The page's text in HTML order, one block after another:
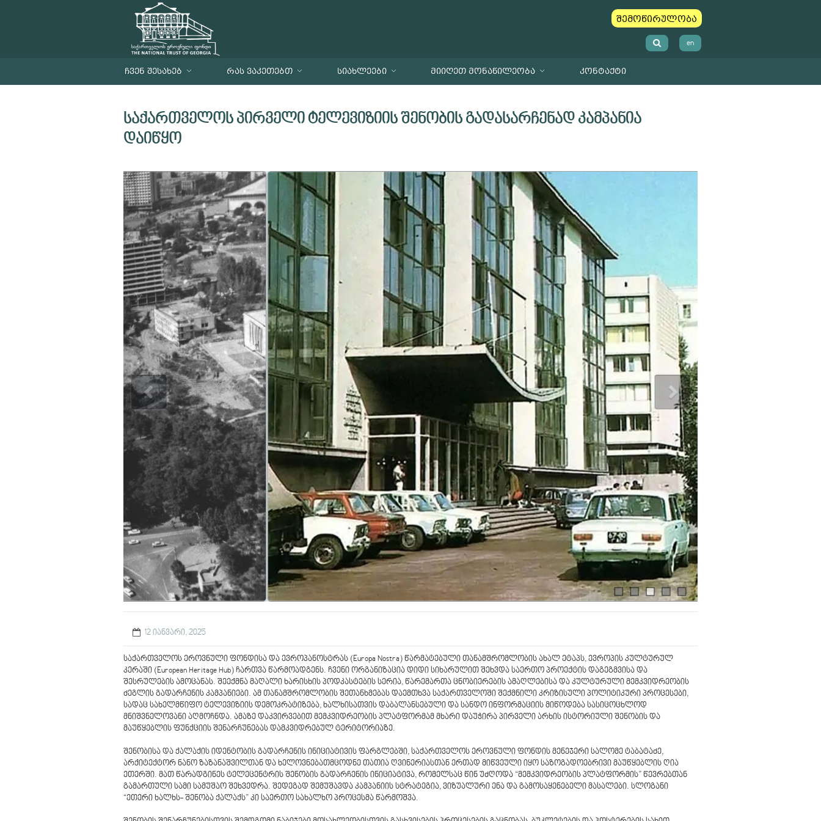
შემოწირულობა
en
ᲩᲕᲔᲜ ᲨᲔᲡᲐᲮᲔᲑ ᲠᲐᲡ ᲕᲐᲙᲔᲗᲔᲑᲗ ᲡᲘᲐᲮᲚᲔᲔᲑᲘ ᲛᲘᲘᲦᲔᲗ ᲛᲝᲜᲐᲬᲘᲚᲔᲝᲑᲐ ᲙᲝᲜᲢᲐᲥᲢᲘ
საქართველოს პირველი ტელევიზიის შენობის გადასარჩენად კამპანია
დაიწყო
12 იანვარი, 2025
საქართველოს ეროვნული ფონდისა და ევროპანოსტრას (Europa Nostra) წარმატებული თანამშრომლობის ახალ ეტაპს, ევროპის კულტურულ
კერაში (European Heritage Hub) ჩართვა წარმოადგენს. ჩვენი ორგანიზაცია დიდი სიხარულით შეხვდა საერთო პროექტის დაგეგმვისა და
შესრულების ამოცანას. შეექმნა მაღალი ხარისხის პოდკასტების სერია, წარემართა ცნობიერების ამაღლებისა და კულტურული მემკვიდრეობის
ძეგლის გადარჩენის კამპანიები. ამ თანამშრომლობის შეთანხმებას დაემთხვა საქართველოში შექმნილი კრიზისული პოლიტიკური პროცესები,
სადაც სახელმწიფო ტელევიზიის დემოკრატიზება, ხალხისათვის დაბალანსებული და სანდო ინფორმაციის მიწოდება სასიცოცხლოდ
მნიშვნელოვანი აღმოჩნდა. ამაზე დაკვირვებით მემკვიდრეობის პლატფორმამ მხარი დაუჭირა პირველი არხის ისტორიული შენობის და
მაუწყებლის ფუნქციის შენარჩუნებას დამკვიდრებულ ტერიტორიაზე.
შენობისა და ქალაქის იდენტობის გადარჩენის ინიციატივის ფარგლებში, საქართველოს ეროვნული ფონდის მენეჯერი სალომე ტაბატაძე,
არქიტექტორ ნანო ზაზანაშვილთან და ხელოვნებათმცოდნე თათია ღვინერიასთან ერთად მიწვეული იყო საზოგადოებრივი მაუწყებლის ღია
ეთერში. მათ წარადგინეს ტელეცენტრის შენობის გადარჩენის ინიციატივა, რომელსაც წინ უძღოდა “მემკვიდრეობის პლატფორმის” წევრებთან
გამართული სამი სამუშაო შეხვედრა. შედეგად შემუშავდა კამპანიის სტრატეგია, ვიზუალური ენა და გამოსაყენებელი მასალები. სლოგანი
“ეთერი ხალხს- შენობა ქალაქს” კი საერთო სახალხო პროცესმა წარმოშვა.